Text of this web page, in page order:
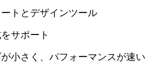
トとデザインツール
サポート
小さく、パフォーマンスが速い